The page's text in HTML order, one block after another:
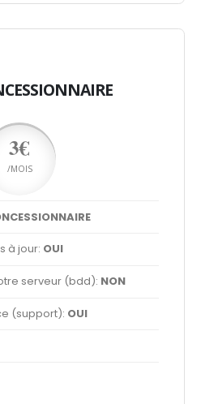
3€
/MOIS
à jour: OUI
serveur (bdd): NON
(support): OUI